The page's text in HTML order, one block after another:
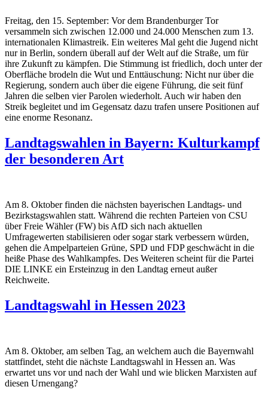
Freitag, den 15. September: Vor dem Brandenburger Tor
versammeln sich zwischen 12.000 und 24.000 Menschen zum 13.
internationalen Klimastreik. Ein weiteres Mal geht die Jugend nicht
nur in Berlin, sondern überall auf der Welt auf die Straße, um für
ihre Zukunft zu kämpfen. Die Stimmung ist friedlich, doch unter der
Oberfläche brodeln die Wut und Enttäuschung: Nicht nur über die
Regierung, sondern auch über die eigene Führung, die seit fünf
Jahren die selben vier Parolen wiederholt. Auch wir haben den
Streik begleitet und im Gegensatz dazu trafen unsere Positionen auf
eine enorme Resonanz.
Landtagswahlen in Bayern: Kulturkampf
der besonderen Art
Am 8. Oktober finden die nächsten bayerischen Landtags- und
Bezirkstagswahlen statt. Während die rechten Parteien von CSU
über Freie Wähler (FW) bis AfD sich nach aktuellen
Umfragewerten stabilisieren oder sogar stark verbessern würden,
gehen die Ampelparteien Grüne, SPD und FDP geschwächt in die
heiße Phase des Wahlkampfes. Des Weiteren scheint für die Partei
DIE LINKE ein Ersteinzug in den Landtag erneut außer
Reichweite.
Landtagswahl in Hessen 2023
Am 8. Oktober, am selben Tag, an welchem auch die Bayernwahl
stattfindet, steht die nächste Landtagswahl in Hessen an. Was
erwartet uns vor und nach der Wahl und wie blicken Marxisten auf
diesen Urnengang?